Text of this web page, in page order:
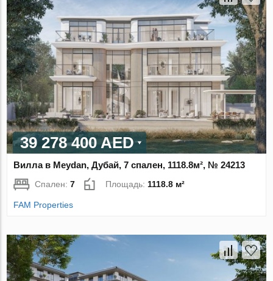
39 278 400 AED
Вилла в Meydan, Дубай, 7 спален, 1118.8м², № 24213
Спален:7 Площадь: 1118.8 м²
FAM Properties